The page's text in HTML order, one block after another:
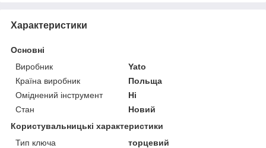
Характеристики
Основні
Виробник
Yato
Країна виробник
Польща
Оміднений інструмент
Ні
Стан
Новий
Користувальницькі характеристики
Тип ключа
торцевий